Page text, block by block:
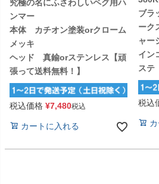
究極の名にふさわしいペグ用ハ
ンマー
本体 カチオン塗装orクローム
メッキ
ヘッド 真鍮orステンレス【頑
張って送料無料！】
税込価格 ¥7,480税込
カートに入れる
ブ
ーク
ャー
イン
ステ
税込